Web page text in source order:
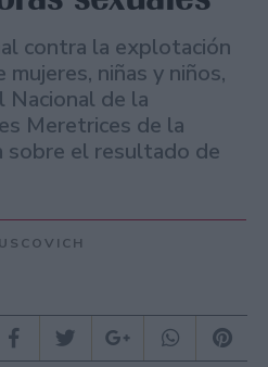
contra la explotación
niñas y niños,
Nacional de la
Meretrices de la
el resultado de